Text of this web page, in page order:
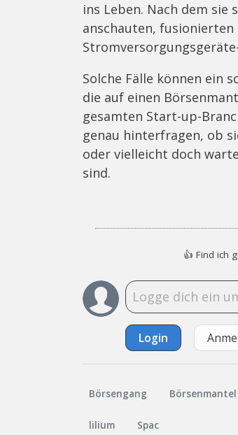
ins Leben. Nach dem sie
anschauten, fusionierten
Solche Fälle können ein
die auf einen
gesamten Start-up-
genau hinterfragen, ob
oder vielleicht doch
sind.
👍 Find ich
Login
Börsengang Börsenmantel
lilium Spac